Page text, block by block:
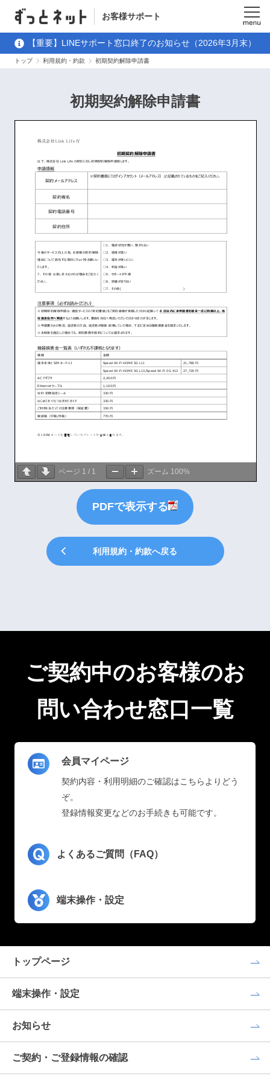
お客様サポート
メニュ
【重要】LINEサポート窓口終了のお知らせ（2026年3月末）
トップ 利用規約・約款 初期契約解除申請書
初期契約解除申請書
ページ 1 / 1 ズーム 100%
PDFで表示する
利用規約・約款へ戻る
ご契約中のお客様のお
問い合わせ窓口一覧
会員マイページ
契約内容・利用明細のご確認はこちらよりどう
ぞ。
登録情報変更などのお手続きも可能です。
よくあるご質問（FAQ）
端末操作・設定
トップページ
端末操作・設定
お知らせ
ご契約・ご登録情報の確認